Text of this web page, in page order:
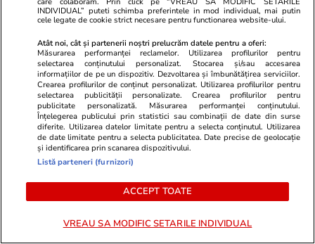
ULTIMELE ȘTIRI
Știri Externe 25 iul.
Rusia va aduce încă 30.000 de soldaţi nord-
coreeni ca să lupte împotriva Ucrainei, spune
Volodimir Zelenski
Un avion de mici dimensiuni s-a prăbușit peste
o casă, în Germania, și doi bărbați au murit
INDIVIDUAL” puteti schimba preferintele in mod individual, mai putin
cele legate de cookie strict necesare pentru functionarea website-ului.
Atât noi, cât și partenerii noștri prelucrăm datele pentru a oferi:
Măsurarea performanței reclamelor. Utilizarea profilurilor pentru
selectarea conținutului personalizat. Stocarea și/sau accesarea
informațiilor de pe un dispozitiv. Dezvoltarea și îmbunătățirea serviciilor.
Crearea profilurilor de conținut personalizat. Utilizarea profilurilor pentru
selectarea publicității personalizate. Crearea profilurilor pentru
publicitate personalizată. Măsurarea performanței conținutului.
Înțelegerea publicului prin statistici sau combinații de date din surse
diferite. Utilizarea datelor limitate pentru a selecta conținutul. Utilizarea
de date limitate pentru a selecta publicitatea. Date precise de geolocație
și identificarea prin scanarea dispozitivului.
Listă parteneri (furnizori)
ACCEPT TOATE
VREAU SA MODIFIC SETARILE INDIVIDUAL